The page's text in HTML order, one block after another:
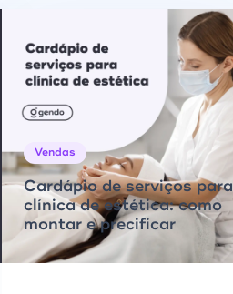
Vendas
Cardápio de serviços para
clínica de estética: como
montar e precificar